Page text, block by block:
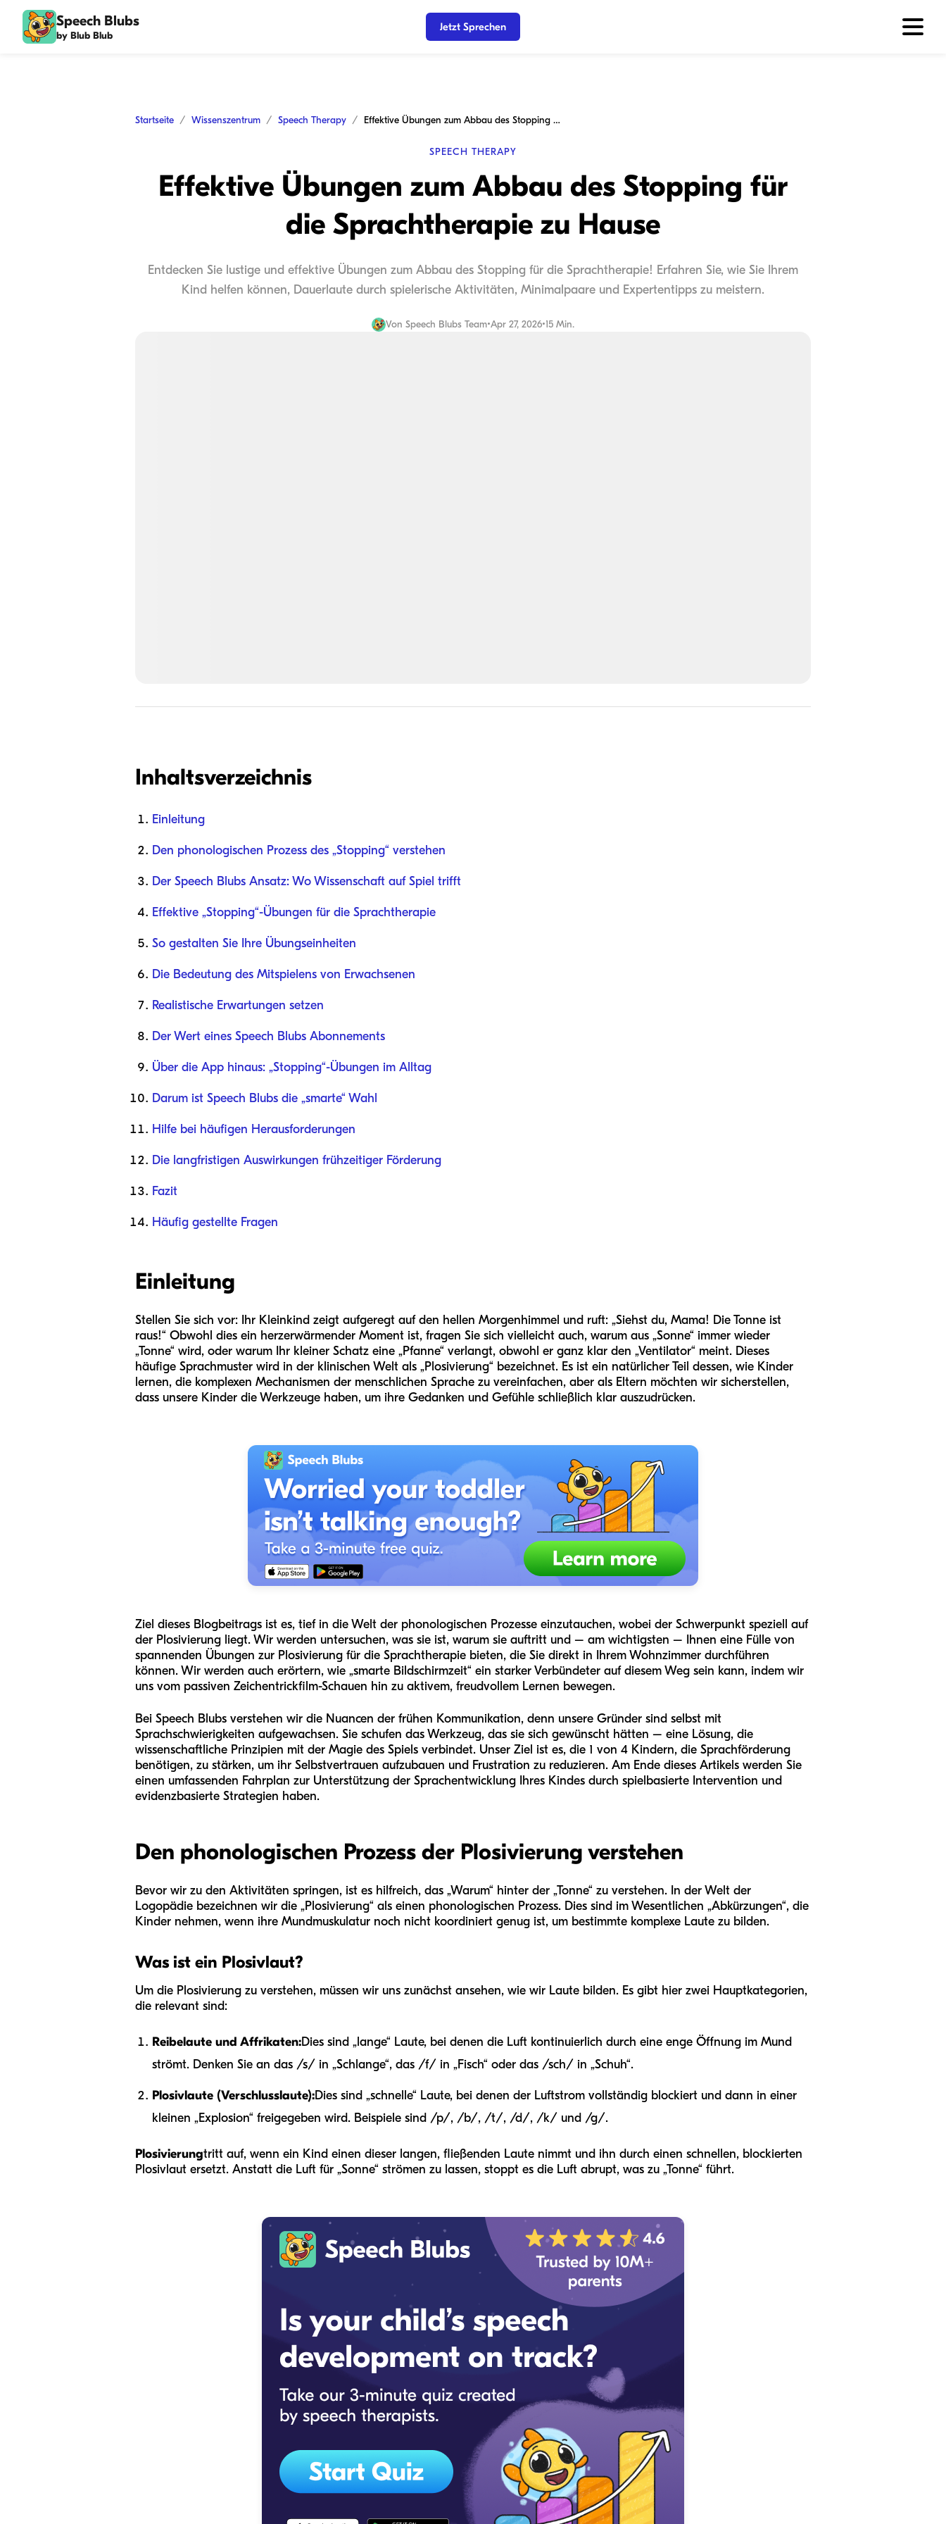
Speech Blubs
by Blub Blub
Jetzt Sprechen
Startseite Wissenszentrum Speech Therapy Effektive Übungen zum Abbau des Stopping für die Sprachtherapie zu Hause
SPEECH THERAPY
Effektive Übungen zum Abbau des Stopping für
die Sprachtherapie zu Hause
Entdecken Sie lustige und effektive Übungen zum Abbau des Stopping für die Sprachtherapie! Erfahren Sie, wie Sie Ihrem
Kind helfen können, Dauerlaute durch spielerische Aktivitäten, Minimalpaare und Expertentipps zu meistern.
Von Speech Blubs Team•Apr 27, 2026•15 Min.
Inhaltsverzeichnis
Einleitung
Den phonologischen Prozess des „Stopping“ verstehen
Der Speech Blubs Ansatz: Wo Wissenschaft auf Spiel trifft
Effektive „Stopping“-Übungen für die Sprachtherapie
So gestalten Sie Ihre Übungseinheiten
Die Bedeutung des Mitspielens von Erwachsenen
Realistische Erwartungen setzen
Der Wert eines Speech Blubs Abonnements
Über die App hinaus: „Stopping“-Übungen im Alltag
Darum ist Speech Blubs die „smarte“ Wahl
Hilfe bei häufigen Herausforderungen
Die langfristigen Auswirkungen frühzeitiger Förderung
Fazit
Häufig gestellte Fragen
Einleitung
Stellen Sie sich vor: Ihr Kleinkind zeigt aufgeregt auf den hellen Morgenhimmel und ruft: „Siehst du, Mama! Die Tonne ist
raus!“ Obwohl dies ein herzerwärmender Moment ist, fragen Sie sich vielleicht auch, warum aus „Sonne“ immer wieder
„Tonne“ wird, oder warum Ihr kleiner Schatz eine „Pfanne“ verlangt, obwohl er ganz klar den „Ventilator“ meint. Dieses
häufige Sprachmuster wird in der klinischen Welt als „Plosivierung“ bezeichnet. Es ist ein natürlicher Teil dessen, wie Kinder
lernen, die komplexen Mechanismen der menschlichen Sprache zu vereinfachen, aber als Eltern möchten wir sicherstellen,
dass unsere Kinder die Werkzeuge haben, um ihre Gedanken und Gefühle schließlich klar auszudrücken.
Ziel dieses Blogbeitrags ist es, tief in die Welt der phonologischen Prozesse einzutauchen, wobei der Schwerpunkt speziell auf
der Plosivierung liegt. Wir werden untersuchen, was sie ist, warum sie auftritt und – am wichtigsten – Ihnen eine Fülle von
spannenden Übungen zur Plosivierung für die Sprachtherapie bieten, die Sie direkt in Ihrem Wohnzimmer durchführen
können. Wir werden auch erörtern, wie „smarte Bildschirmzeit“ ein starker Verbündeter auf diesem Weg sein kann, indem wir
uns vom passiven Zeichentrickfilm-Schauen hin zu aktivem, freudvollem Lernen bewegen.
Bei Speech Blubs verstehen wir die Nuancen der frühen Kommunikation, denn unsere Gründer sind selbst mit
Sprachschwierigkeiten aufgewachsen. Sie schufen das Werkzeug, das sie sich gewünscht hätten – eine Lösung, die
wissenschaftliche Prinzipien mit der Magie des Spiels verbindet. Unser Ziel ist es, die 1 von 4 Kindern, die Sprachförderung
benötigen, zu stärken, um ihr Selbstvertrauen aufzubauen und Frustration zu reduzieren. Am Ende dieses Artikels werden Sie
einen umfassenden Fahrplan zur Unterstützung der Sprachentwicklung Ihres Kindes durch spielbasierte Intervention und
evidenzbasierte Strategien haben.
Den phonologischen Prozess der Plosivierung verstehen
Bevor wir zu den Aktivitäten springen, ist es hilfreich, das „Warum“ hinter der „Tonne“ zu verstehen. In der Welt der
Logopädie bezeichnen wir die „Plosivierung“ als einen phonologischen Prozess. Dies sind im Wesentlichen „Abkürzungen“, die
Kinder nehmen, wenn ihre Mundmuskulatur noch nicht koordiniert genug ist, um bestimmte komplexe Laute zu bilden.
Was ist ein Plosivlaut?
Um die Plosivierung zu verstehen, müssen wir uns zunächst ansehen, wie wir Laute bilden. Es gibt hier zwei Hauptkategorien,
die relevant sind:
Reibelaute und Affrikaten:Dies sind „lange“ Laute, bei denen die Luft kontinuierlich durch eine enge Öffnung im Mund
strömt. Denken Sie an das /s/ in „Schlange“, das /f/ in „Fisch“ oder das /sch/ in „Schuh“.
Plosivlaute (Verschlusslaute):Dies sind „schnelle“ Laute, bei denen der Luftstrom vollständig blockiert und dann in einer
kleinen „Explosion“ freigegeben wird. Beispiele sind /p/, /b/, /t/, /d/, /k/ und /g/.
Plosivierungtritt auf, wenn ein Kind einen dieser langen, fließenden Laute nimmt und ihn durch einen schnellen, blockierten
Plosivlaut ersetzt. Anstatt die Luft für „Sonne“ strömen zu lassen, stoppt es die Luft abrupt, was zu „Tonne“ führt.